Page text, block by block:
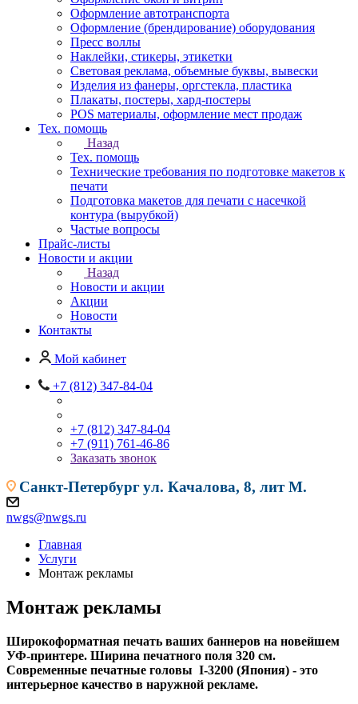
Оформление автотранспорта
Оформление (брендирование) оборудования
Пресс воллы
Наклейки, стикеры, этикетки
Световая реклама, объемные буквы, вывески
Изделия из фанеры, оргстекла, пластика
Плакаты, постеры, хард-постеры
POS материалы, оформление мест продаж
Тех. помощь
Назад
Тех. помощь
Технические требования по подготовке макетов к
печати
Подготовка макетов для печати с насечкой
контура (вырубкой)
Частые вопросы
Прайс-листы
Новости и акции
Назад
Новости и акции
Акции
Новости
Контакты
Мой кабинет
+7 (812) 347-84-04
+7 (812) 347-84-04
+7 (911) 761-46-86
Заказать звонок
Санкт-Петербургул. Качалова, 8, лит М.
nwgs@nwgs.ru
Главная
Услуги
Монтаж рекламы
Монтаж рекламы
Широкоформатная печать ваших баннеров на новейшем
УФ-принтере. Ширина печатного поля 320 см.
Современные печатные головы I-3200 (Япония) - это
интерьерное качество в наружной рекламе.